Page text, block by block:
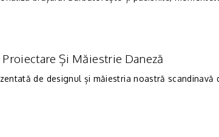
Proiectare Și Măiestrie Daneză
de designul și măiestria noastră scandinavă